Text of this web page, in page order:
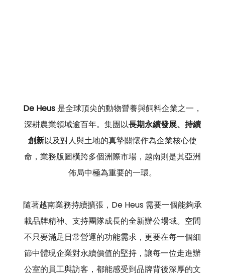
De Heus 是全球頂尖的動物營養與飼料企業之一，
深耕農業領域逾百年。集團以長期永續發展、持續
創新以及對人與土地的真摯關懷作為企業核心使
命，業務版圖橫跨多個洲際市場，越南則是其亞洲
佈局中極為重要的一環。
隨著越南業務持續擴張，De Heus 需要一個能夠承
載品牌精神、支持團隊成長的全新辦公場域。空間
不只要滿足日常營運的功能需求，更要在每一個細
節中體現企業對永續價值的堅持，讓每一位走進辦
公室的員工與訪客，都能感受到品牌背後深厚的文